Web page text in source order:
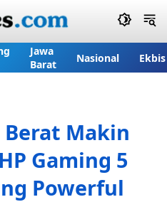
Jawa
Barat
Nasional Ekbis
Berat Makin
Gaming 5
Powerful